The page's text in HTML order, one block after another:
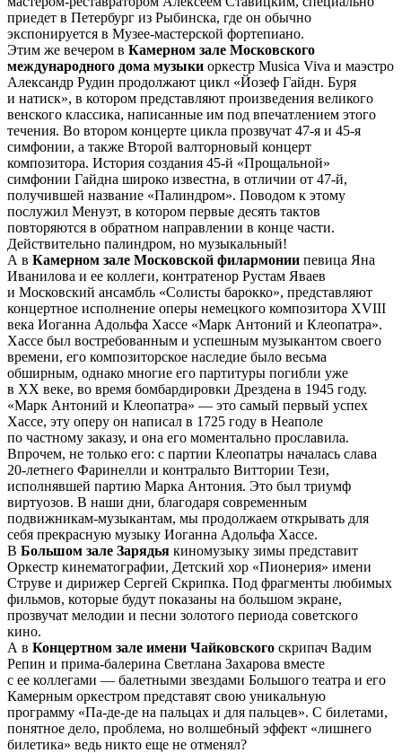
приедет в Петербург из Рыбинска, где он обычно
экспонируется в Музее-мастерской фортепиано.
Этим же вечером в Камерном зале Московского
международного дома музыки оркестр Musica Viva и маэстро
Александр Рудин продолжают цикл «Йозеф Гайдн. Буря
и натиск», в котором представляют произведения великого
венского классика, написанные им под впечатлением этого
течения. Во втором концерте цикла прозвучат 47-я и 45-я
симфонии, а также Второй валторновый концерт
композитора. История создания 45-й «Прощальной»
симфонии Гайдна широко известна, в отличии от 47-й,
получившей название «Палиндром». Поводом к этому
послужил Менуэт, в котором первые десять тактов
повторяются в обратном направлении в конце части.
Действительно палиндром, но музыкальный!
А в Камерном зале Московской филармонии певица Яна
Иванилова и ее коллеги, контратенор Рустам Яваев
и Московский ансамбль «Солисты барокко», представляют
концертное исполнение оперы немецкого композитора ХVIII
века Иоганна Адольфа Хассе «Марк Антоний и Клеопатра».
Хассе был востребованным и успешным музыкантом своего
времени, его композиторское наследие было весьма
обширным, однако многие его партитуры погибли уже
в ХХ веке, во время бомбардировки Дрездена в 1945 году.
«Марк Антоний и Клеопатра» — это самый первый успех
Хассе, эту оперу он написал в 1725 году в Неаполе
по частному заказу, и она его моментально прославила.
Впрочем, не только его: с партии Клеопатры началась слава
20-летнего Фаринелли и контральто Виттории Тези,
исполнявшей партию Марка Антония. Это был триумф
виртуозов. В наши дни, благодаря современным
подвижникам-музыкантам, мы продолжаем открывать для
себя прекрасную музыку Иоганна Адольфа Хассе.
В Большом зале Зарядья киномузыку зимы представит
Оркестр кинематографии, Детский хор «Пионерия» имени
Струве и дирижер Сергей Скрипка. Под фрагменты любимых
фильмов, которые будут показаны на большом экране,
прозвучат мелодии и песни золотого периода советского
кино.
А в Концертном зале имени Чайковского скрипач Вадим
Репин и прима-балерина Светлана Захарова вместе
с ее коллегами — балетными звездами Большого театра и его
Камерным оркестром представят свою уникальную
программу «Па-де-де на пальцах и для пальцев». С билетами,
понятное дело, проблема, но волшебный эффект «лишнего
билетика» ведь никто еще не отменял?